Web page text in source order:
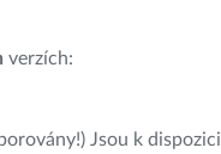
verzích:
Jsou k dispozici